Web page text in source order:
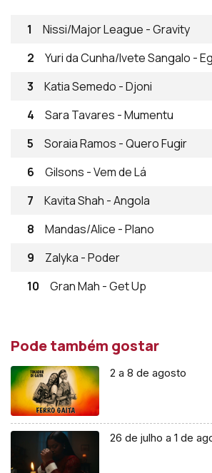
1
Nissi/Major League - Gravity
2
Yuri da Cunha/Ivete Sangalo -
3
Katia Semedo - Djoni
4
Sara Tavares - Mumentu
5
Soraia Ramos - Quero Fugir
6
Gilsons - Vem de Lá
7
Kavita Shah - Angola
8
Mandas/Alice - Plano
9
Zalyka - Poder
10
Gran Mah - Get Up
Pode também gostar
2 a 8 de agosto
26 de julho a 1 de